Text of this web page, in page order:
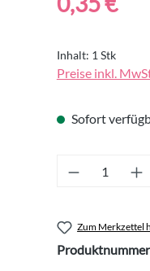
Inhalt: 1 Stk
Preise inkl.
Sofort
Produkt
Zum Merkzettel